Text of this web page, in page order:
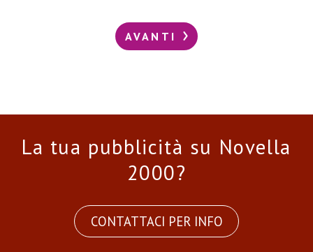
AVANTI
La tua pubblicità su Novella
2000?
CONTATTACI PER INFO